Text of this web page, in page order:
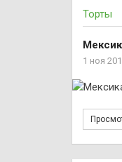
Торты
1 ноя